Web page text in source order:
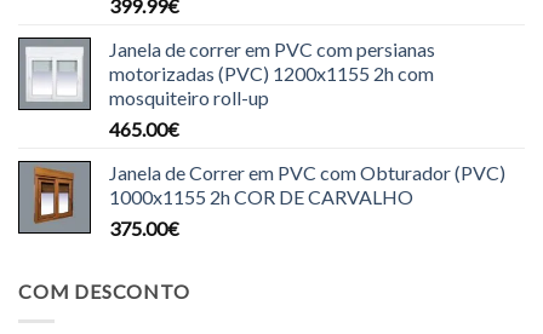
399.99€
Janela de correr em PVC com persianas
motorizadas (PVC) 1200x1155 2h com
mosquiteiro roll-up
465.00€
Janela de Correr em PVC com Obturador (PVC)
1000x1155 2h COR DE CARVALHO
375.00€
COM DESCONTO